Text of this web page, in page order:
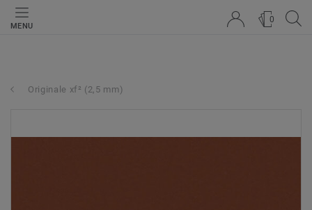
MENU
0
Originale xf² (2,5 mm)